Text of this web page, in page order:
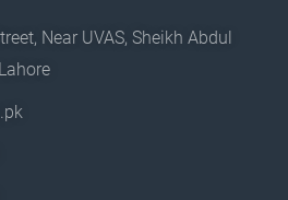
Near UVAS, Sheikh Abdul